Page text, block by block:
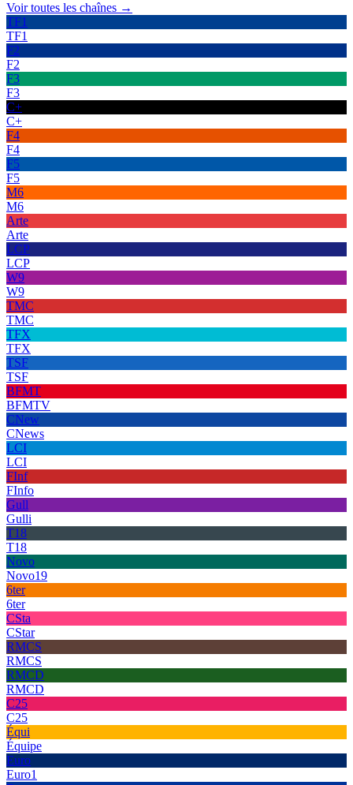
Voir toutes les chaînes →
TF1
TF1
F2
F2
F3
F3
C+
C+
F4
F4
F5
F5
M6
M6
Arte
Arte
LCP
LCP
W9
W9
TMC
TMC
TFX
TFX
TSF
TSF
BFMT
BFMTV
CNew
CNews
LCI
LCI
FInf
FInfo
Gull
Gulli
T18
T18
Novo
Novo19
6ter
6ter
CSta
CStar
RMCS
RMCS
RMCD
RMCD
C25
C25
Équi
Équipe
Euro
Euro1